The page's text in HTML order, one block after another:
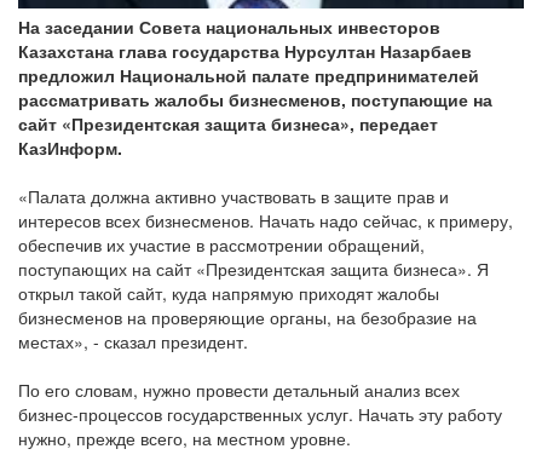
На заседании Совета национальных инвесторов
Казахстана глава государства Нурсултан Назарбаев
предложил Национальной палате предпринимателей
рассматривать жалобы бизнесменов, поступающие на
сайт «Президентская защита бизнеса», передает
КазИнформ.
«Палата должна активно участвовать в защите прав и
интересов всех бизнесменов. Начать надо сейчас, к примеру,
обеспечив их участие в рассмотрении обращений,
поступающих на сайт «Президентская защита бизнеса». Я
открыл такой сайт, куда напрямую приходят жалобы
бизнесменов на проверяющие органы, на безобразие на
местах», - сказал президент.
По его словам, нужно провести детальный анализ всех
бизнес-процессов государственных услуг. Начать эту работу
нужно, прежде всего, на местном уровне.